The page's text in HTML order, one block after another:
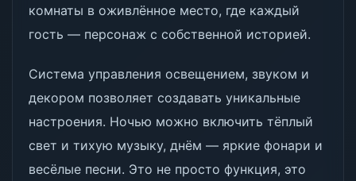
комнаты в оживлённое место, где каждый
гость — персонаж с собственной историей.
Система управления освещением, звуком и
декором позволяет создавать уникальные
настроения. Ночью можно включить тёплый
свет и тихую музыку, днём — яркие фонари и
весёлые песни. Это не просто функция, это